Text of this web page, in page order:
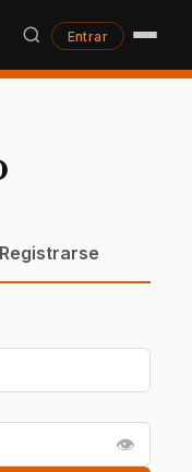
Entrar
Registrarse
👁